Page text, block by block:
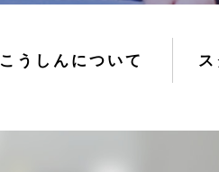
こうしんについて